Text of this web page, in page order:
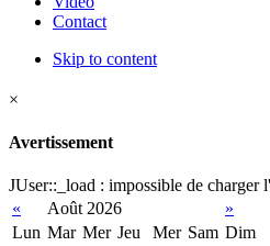
Contact
Skip to content
×
Avertissement
JUser::_load : impossible de
«
Août 2026
»
Lun Mar Mer Jeu Mer Sam Dim